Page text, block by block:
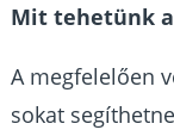
Mit tehetünk
A megfelelően
sokat